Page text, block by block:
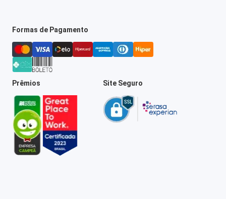
Formas de Pagamento
Prêmios Site Seguro